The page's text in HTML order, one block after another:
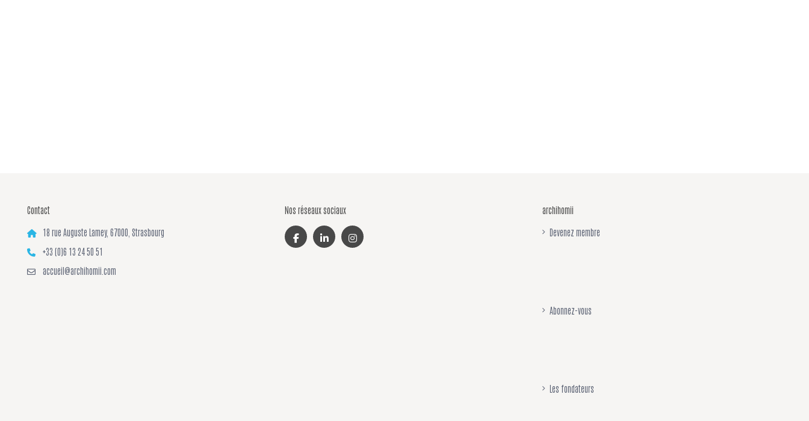
Contact
18 rue Auguste Lamey, 67000, Strasbourg
+33 (0)6 13 24 50 51
accueil@archihomii.com
Nos réseaux sociaux archihomii
Devenez membre
Abonnez-vous
Les fondateurs